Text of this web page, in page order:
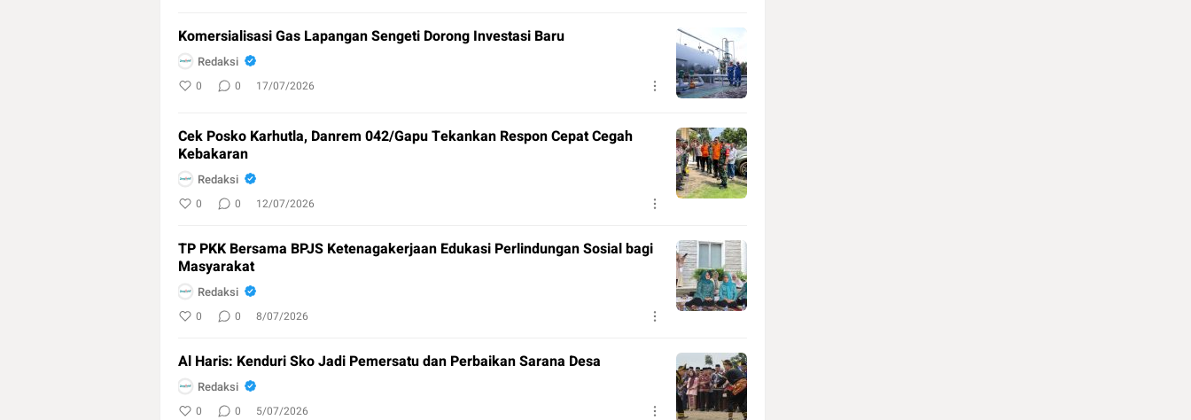
Komersialisasi Gas Lapangan Sengeti Dorong Investasi Baru
Redaksi
0 0 17/07/2026
Cek Posko Karhutla, Danrem 042/Gapu Tekankan Respon Cepat Cegah
Kebakaran
Redaksi
0 0 12/07/2026
TP PKK Bersama BPJS Ketenagakerjaan Edukasi Perlindungan Sosial bagi
Masyarakat
Redaksi
0 0 8/07/2026
Al Haris: Kenduri Sko Jadi Pemersatu dan Perbaikan Sarana Desa
Redaksi
0 0 5/07/2026